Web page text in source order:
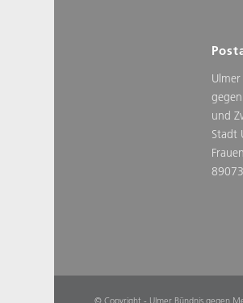
und
Stadt
© Copyright - Ulmer Bündnis gegen